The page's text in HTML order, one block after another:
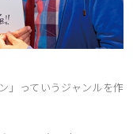
」っていうジャンルを作